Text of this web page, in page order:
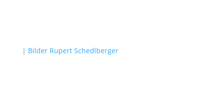
| Bilder Rupert Schedlberger